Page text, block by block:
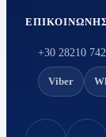
+30 28210
Viber